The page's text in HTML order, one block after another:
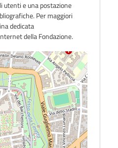
utenti e una postazione
Per maggiori
dedicata
della Fondazione.